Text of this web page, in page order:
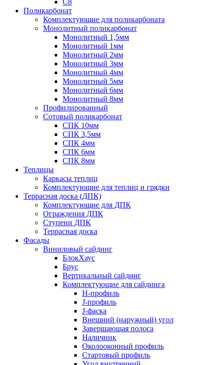
С8
Поликарбонат
Комплектующие для поликарбоната
Монолитный поликарбонат
Монолитный 1,5мм
Монолитный 1мм
Монолитный 2мм
Монолитный 3мм
Монолитный 4мм
Монолитный 5мм
Монолитный 6мм
Монолитный 8мм
Профилированный
Сотовый поликарбонат
СПК 10мм
СПК 3,5мм
СПК 4мм
СПК 6мм
СПК 8мм
Теплицы
Каркасы теплиц
Комплектующие для теплиц и грядки
Террасная доска (ДПК)
Комплектующие для ДПК
Ограждения ДПК
Ступени ДПК
Террасная доска
Фасады
Виниловый сайдинг
БлокХаус
Брус
Вертикальный сайдинг
Комплектующие для сайдинга
H-профиль
J-профиль
J-фаска
Внешний (наружный) угол
Завершающая полоса
Наличник
Околооконный профиль
Стартовый профиль